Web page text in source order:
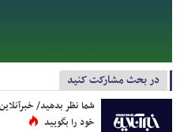
در بحث مشارکت کنید
شما نظر بدهید/
خود را بگویید